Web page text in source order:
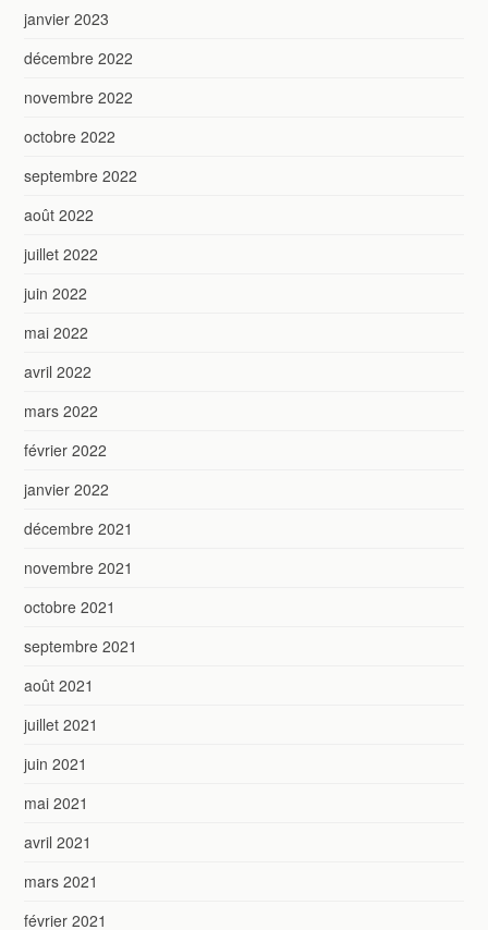
janvier 2023
décembre 2022
novembre 2022
octobre 2022
septembre 2022
août 2022
juillet 2022
juin 2022
mai 2022
avril 2022
mars 2022
février 2022
janvier 2022
décembre 2021
novembre 2021
octobre 2021
septembre 2021
août 2021
juillet 2021
juin 2021
mai 2021
avril 2021
mars 2021
février 2021